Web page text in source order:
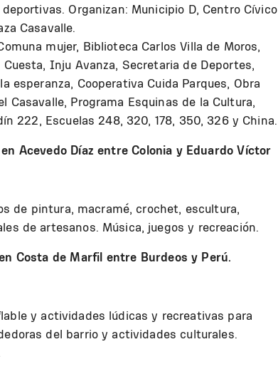
Organizan: Municipio D, Centro Cívico
Casavalle.
mujer, Biblioteca Carlos Villa de Moros,
Inju Avanza, Secretaria de Deportes,
esperanza, Cooperativa Cuida Parques, Obra
Casavalle, Programa Esquinas de la Cultura,
222, Escuelas 248, 320, 178, 350, 326 y China.
Acevedo Díaz entre Colonia y Eduardo Víctor
de pintura, macramé, crochet, escultura,
de artesanos. Música, juegos y recreación.
Costa de Marfil entre Burdeos y Perú.
y actividades lúdicas y recreativas para
del barrio y actividades culturales.